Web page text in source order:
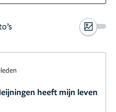
heeft mijn leven